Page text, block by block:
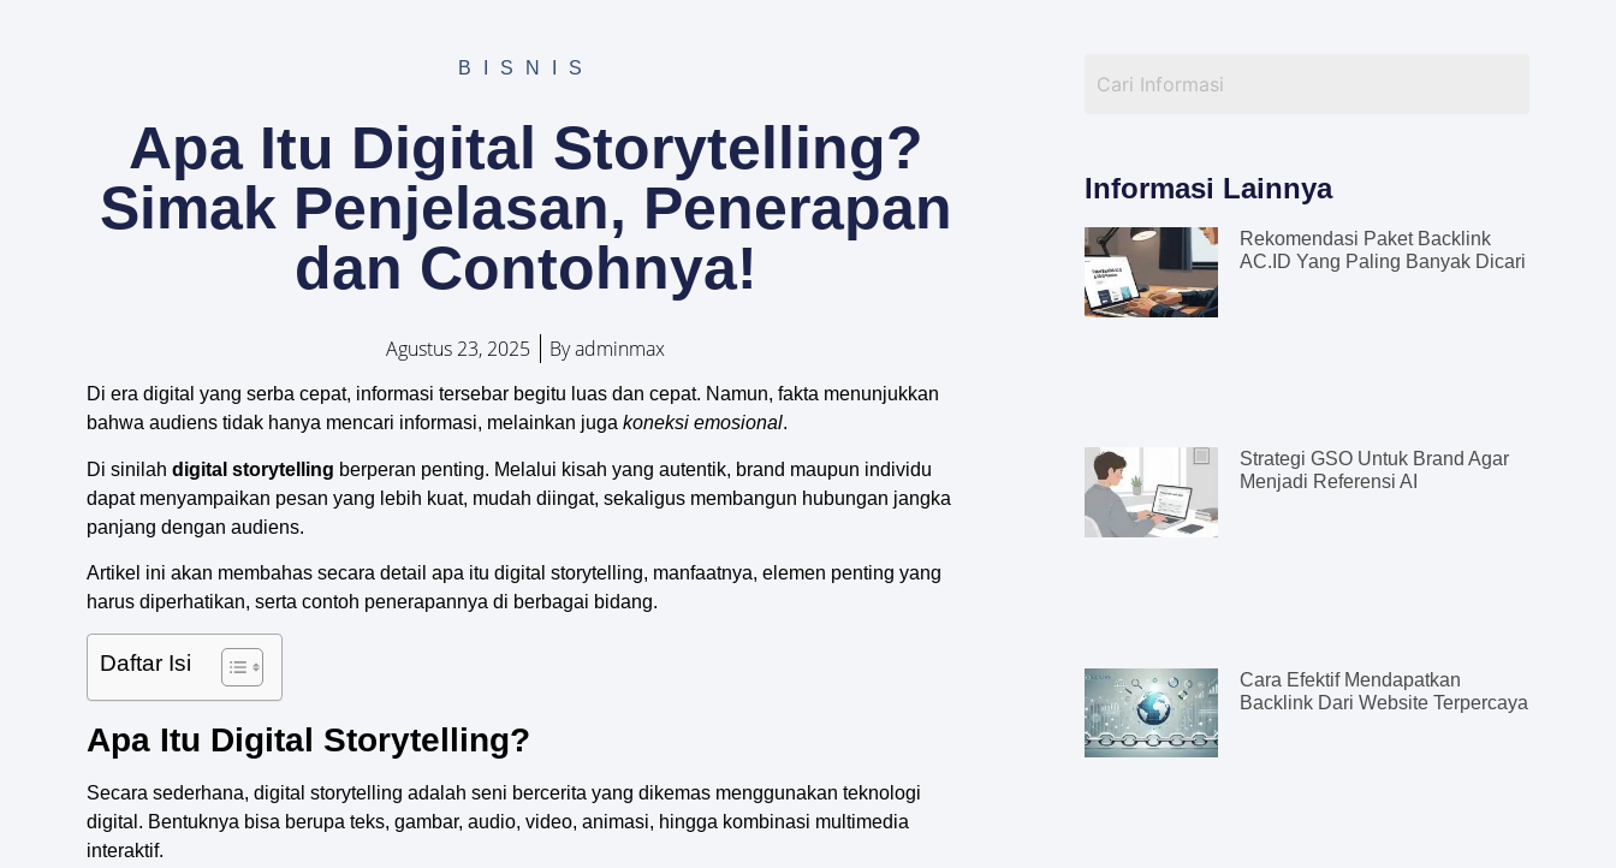
BISNIS
Apa Itu Digital Storytelling?
Simak Penjelasan, Penerapan
dan Contohnya!
Agustus 23, 2025 Byadminmax
Di era digital yang serba cepat, informasi tersebar begitu luas dan cepat. Namun, fakta menunjukkan
bahwa audiens tidak hanya mencari informasi, melainkan juga koneksi emosional.
Di sinilah digital storytelling berperan penting. Melalui kisah yang autentik, brand maupun individu
dapat menyampaikan pesan yang lebih kuat, mudah diingat, sekaligus membangun hubungan jangka
panjang dengan audiens.
Artikel ini akan membahas secara detail apa itu digital storytelling, manfaatnya, elemen penting yang
harus diperhatikan, serta contoh penerapannya di berbagai bidang.
Daftar Isi
Apa Itu Digital Storytelling?
Secara sederhana, digital storytelling adalah seni bercerita yang dikemas menggunakan teknologi
digital. Bentuknya bisa berupa teks, gambar, audio, video, animasi, hingga kombinasi multimedia
interaktif.
Informasi Lainnya
Rekomendasi Paket Backlink
AC.ID Yang Paling Banyak Dicari
Strategi GSO Untuk Brand Agar
Menjadi Referensi AI
Cara Efektif Mendapatkan
Backlink Dari Website Terpercaya